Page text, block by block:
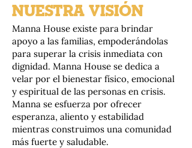
NUESTRA VISIÓN
Manna House existe para brindar
apoyo a las familias, empoderándolas
para superar la crisis inmediata con
dignidad. Manna House se dedica a
velar por el bienestar físico, emocional
y espiritual de las personas en crisis.
Manna se esfuerza por ofrecer
esperanza, aliento y estabilidad
mientras construimos una comunidad
más fuerte y saludable.